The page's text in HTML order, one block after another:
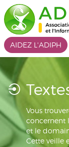
AIDEZ L'ADIPH
Vous
concernent
et le
Cette veille